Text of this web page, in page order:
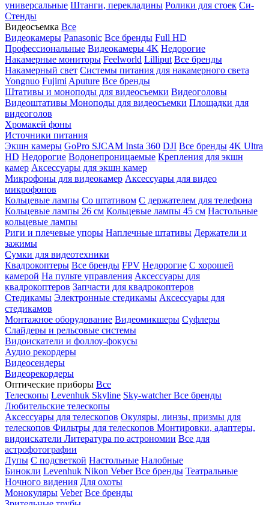
универсальные Штанги, перекладины Ролики для стоек Си-
Стенды
Видеосъемка Все
Видеокамеры Panasonic Все бренды Full HD
Профессиональные Видеокамеры 4K Недорогие
Накамерные мониторы Feelworld Lilliput Все бренды
Накамерный свет Системы питания для накамерного света
Yongnuo Fujimi Aputure Все бренды
Штативы и моноподы для видеосъемки Видеоголовы
Видеоштативы Моноподы для видеосъемки Площадки для
видеоголов
Хромакей фоны
Источники питания
Экшн камеры GoPro SJCAM Insta 360 DJI Все бренды 4K Ultra
HD Недорогие Водонепроницаемые Крепления для экшн
камер Аксессуары для экшн камер
Микрофоны для видеокамер Аксессуары для видео
микрофонов
Кольцевые лампы Со штативом C держателем для телефона
Кольцевые лампы 26 см Кольцевые лампы 45 см Настольные
кольцевые лампы
Риги и плечевые упоры Наплечные штативы Держатели и
зажимы
Сумки для видеотехники
Квадрокоптеры Все бренды FPV Недорогие С хорошей
камерой На пульте управления Аксессуары для
квадрокоптеров Запчасти для квадрокоптеров
Стедикамы Электронные стедикамы Аксессуары для
стедикамов
Монтажное оборудование Видеомикшеры Суфлеры
Слайдеры и рельсовые системы
Видоискатели и фоллоу-фокусы
Аудио рекордеры
Видеосендеры
Видеорекордеры
Оптические приборы Все
Телескопы Levenhuk Skyline Sky-watcherВсе бренды
Любительские телескопы
Аксессуары для телескопов Окуляры, линзы, призмы для
телескопов Фильтры для телескопов Монтировки, адаптеры,
видоискатели Литература по астрономии Все для
астрофотографии
Лупы С подсветкой Настольные Налобные
Бинокли Levenhuk Nikon VeberВсе бренды Театральные
Ночного видения Для охоты
Монокуляры Veber Все бренды